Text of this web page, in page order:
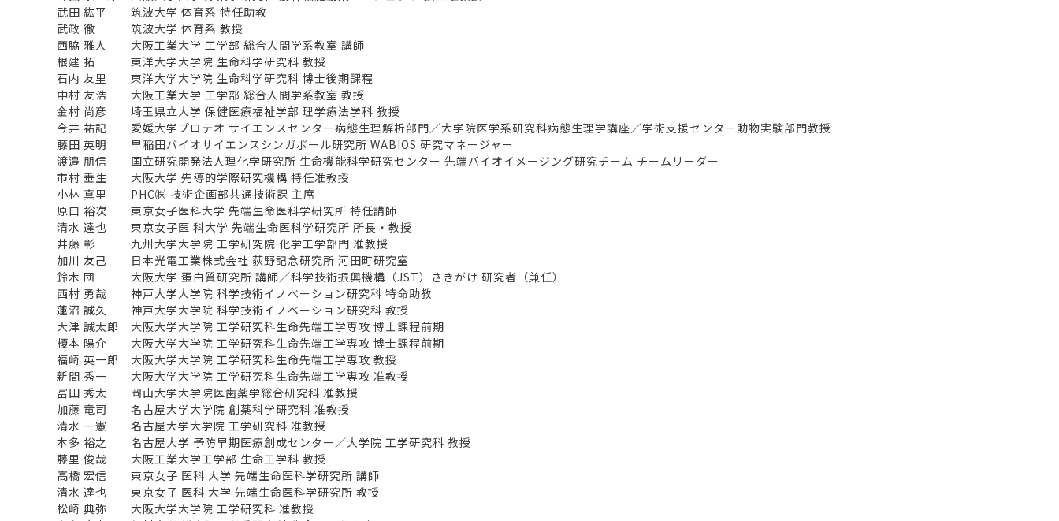
武田 紘平 筑波大学 体育系 特任助教
武政 徹 筑波大学 体育系 教授
西脇 雅人 大阪工業大学 工学部 総合人間学系教室 講師
根建 拓 東洋大学大学院 生命科学研究科 教授
石内 友里 東洋大学大学院 生命科学研究科 博士後期課程
中村 友浩 大阪工業大学 工学部 総合人間学系教室 教授
金村 尚彦 埼玉県立大学 保健医療福祉学部 理学療法学科 教授
今井 祐記 愛媛大学プロテオ サイエンスセンター病態生理解析部門／大学院医学系研究科病態生理学講座／学術支援センター動物実験部門教授
藤田 英明 早稲田バイオサイエンスシンガポール研究所 WABIOS 研究マネージャー
渡邉 朋信 国立研究開発法人理化学研究所 生命機能科学研究センター 先端バイオイメージング研究チーム チームリーダー
市村 垂生 大阪大学 先導的学際研究機構 特任准教授
小林 真里 PHC㈱ 技術企画部共通技術課 主席
原口 裕次 東京女子医科大学 先端生命医科学研究所 特任講師
清水 達也 東京女子医 科大学 先端生命医科学研究所 所長・教授
井藤 彰 九州大学大学院 工学研究院 化学工学部門 准教授
加川 友己 日本光電工業株式会社 荻野記念研究所 河田町研究室
鈴木 団 大阪大学 蛋白質研究所 講師／科学技術振興機構（JST）さきがけ 研究者（兼任）
西村 勇哉 神戸大学大学院 科学技術イノベーション研究科 特命助教
蓮沼 誠久 神戸大学大学院 科学技術イノベーション研究科 教授
大津 誠太郎 大阪大学大学院 工学研究科生命先端工学専攻 博士課程前期
榎本 陽介 大阪大学大学院 工学研究科生命先端工学専攻 博士課程前期
福崎 英一郎 大阪大学大学院 工学研究科生命先端工学専攻 教授
新間 秀一 大阪大学大学院 工学研究科生命先端工学専攻 准教授
冨田 秀太 岡山大学大学院医歯薬学総合研究科 准教授
加藤 竜司 名古屋大学大学院 創薬科学研究科 准教授
清水 一憲 名古屋大学大学院 工学研究科 准教授
本多 裕之 名古屋大学 予防早期医療創成センター／大学院 工学研究科 教授
藤里 俊哉 大阪工業大学工学部 生命工学科 教授
高橋 宏信 東京女子 医科 大学 先端生命医科学研究所 講師
清水 達也 東京女子 医科 大学 先端生命医科学研究所 教授
松崎 典弥 大阪大学大学院 工学研究科 准教授